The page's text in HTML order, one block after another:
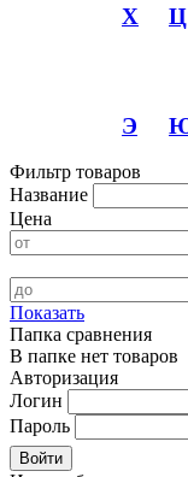
Х Ц
Э
Фильтр товаров
Название
Цена
Показать
Папка сравнения
В папке нет товаров
Авторизация
Логин
Пароль
Войти